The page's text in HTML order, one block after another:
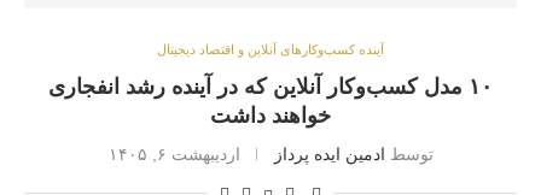
آینده کسب‌وکارهای آنلاین و اقتصاد دیجیتال
۱۰ مدل کسب‌وکار آنلاین که در آینده رشد انفجاری
خواهند داشت
توسط ادمین ایده پرداز اردیبهشت ۶, ۱۴۰۵